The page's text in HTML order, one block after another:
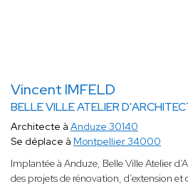
Vincent IMFELD
BELLE VILLE ATELIER
Architecte à Anduze 30140
Se déplace à Montpellier 34000
Implantée à Anduze, Belle Ville Atelier
des projets de rénovation, d’extension